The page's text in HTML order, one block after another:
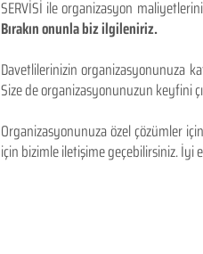
SERVİSİ ile organizasyon
Bırakın onunla biz ilgileniriz.
Davetlilerinizin organizasyonunuza
Size de organizasyonunuzun keyfini
Organizasyonunuza özel çözümler
için bizimle iletişime geçebilirsiniz. İyi